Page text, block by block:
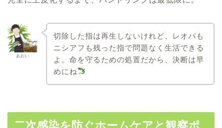
あおい
切除した指は再生しないけれど、レオパも
ニシアフも残った指で問題なく生活できる
よ。命を守るための処置だから、決断は早
めにね